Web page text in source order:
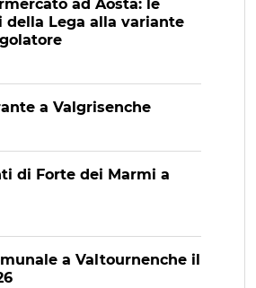
ad Aosta: le
della Lega alla variante
a Valgrisenche
di Forte dei Marmi a
a Valtournenche il